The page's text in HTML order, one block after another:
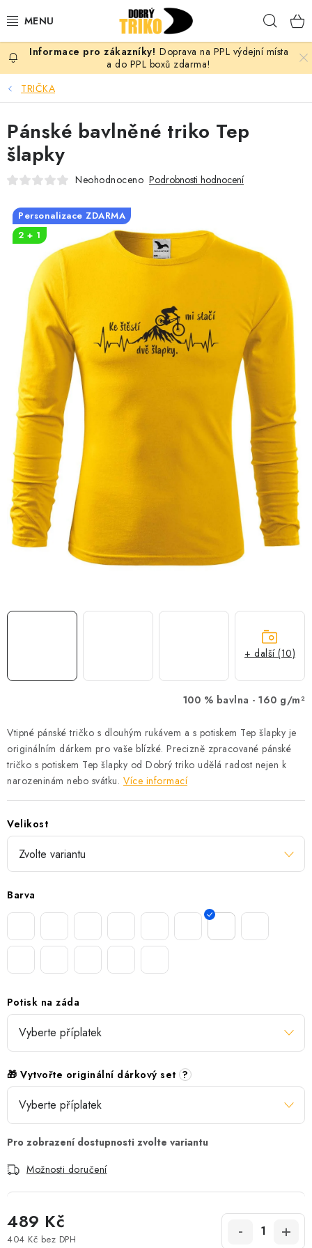
na
PRO ŽENY
PRO MUŽE
PRO DĚTI
DOPLŇKY
PRO PÁRY
VLASTNÍ MOTIV
TRIČKA
MIKINY
OKAMŽITĚ K ODBĚRU
B2B
MÁM SRDCE POMÁHÁM
VÁNOCE
PROVIZNÍ SYSTÉM
O nás Časté otázky
Doprava a platba
Obchodní podmínky
Doprava na PPL výdejní místa
a do PPL boxů zdarma!
TRIČKA
100 % bavlna - 160 g/m²
Vtipné pánské tričko s dlouhým rukávem a s potiskem Tep šlapky je
originálním dárkem pro vaše blízké. Precizně zpracované pánské
tričko s potiskem Tep šlapky od Dobrý triko udělá radost nejen k
narozeninám nebo svátku. Více informací
Velikost
Barva
Potisk na záda
🎁 Vytvořte originální dárkový set ?
Možnosti doručení
489 Kč
404 Kč bez DPH
Pánské bavlněné triko Tep
šlapky
Neohodnoceno Podrobnosti hodnocení
Personalizace ZDARMA
2 + 1
+ další (10)